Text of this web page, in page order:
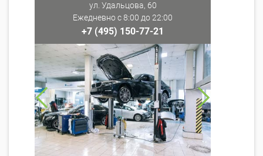
ул. Удальцова, 60
Ежедневно с 8:00 до 22:00
+7 (495) 150-77-21